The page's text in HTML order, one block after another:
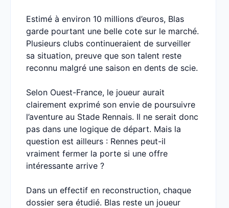
Estimé à environ 10 millions d’euros, Blas
garde pourtant une belle cote sur le marché.
Plusieurs clubs continueraient de surveiller
sa situation, preuve que son talent reste
reconnu malgré une saison en dents de scie.
Selon Ouest-France, le joueur aurait
clairement exprimé son envie de poursuivre
l’aventure au Stade Rennais. Il ne serait donc
pas dans une logique de départ. Mais la
question est ailleurs : Rennes peut-il
vraiment fermer la porte si une offre
intéressante arrive ?
Dans un effectif en reconstruction, chaque
dossier sera étudié. Blas reste un joueur